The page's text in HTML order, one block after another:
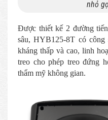
nhỏ
Được thiết kế 2 đường
sâu, HYB125-8T có
kháng thấp và cao, linh
treo cho phép treo đứng
thẩm mỹ không gian.